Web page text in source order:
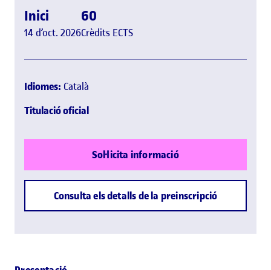
Inici
14 d’oct. 2026
60
Crèdits ECTS
Idiomes: Català
Titulació oficial
Sol·licita informació
Consulta els detalls de la preinscripció